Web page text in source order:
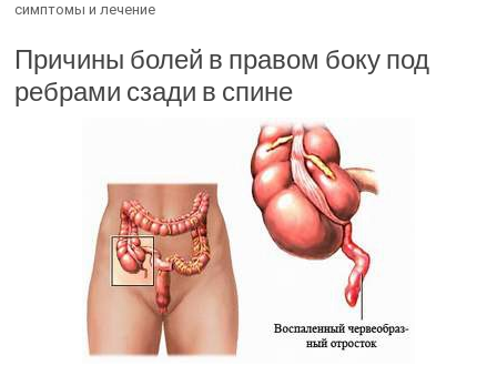
симптомы и лечение
Причины болей в правом боку под
ребрами сзади в спине